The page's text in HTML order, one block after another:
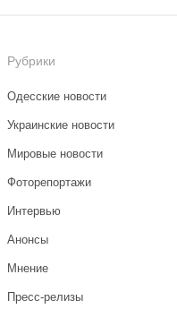
Рубрики
Одесские новости
Украинские новости
Мировые новости
Фоторепортажи
Интервью
Анонсы
Мнение
Пресс-релизы